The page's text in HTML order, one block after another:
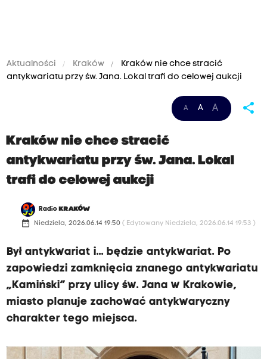
Aktualności Kraków
Kraków nie chce stracić
antykwariatu przy św. Jana. Lokal trafi do celowej aukcji
A A A share
Kraków nie chce stracić
antykwariatu przy św. Jana. Lokal
trafi do celowej aukcji
Radio KRAKÓW
date_range Niedziela, 2026.06.14 19:50 ( Edytowany Niedziela, 2026.06.14 19:53 )
Był antykwariat i... będzie antykwariat. Po
zapowiedzi zamknięcia znanego antykwariatu
„Kamiński” przy ulicy św. Jana w Krakowie,
miasto planuje zachować antykwaryczny
charakter tego miejsca.